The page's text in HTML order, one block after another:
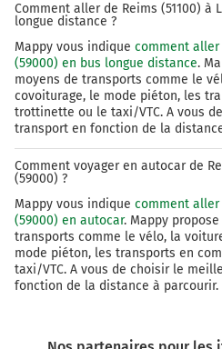
Comment aller de Reims (51100) à
longue distance ?
Mappy vous indique comment aller
(59000) en bus longue distance.
moyens de transports comme le
covoiturage, le mode piéton, les
trottinette ou le taxi/VTC. A vous
transport en fonction de la
Comment voyager en autocar de
(59000) ?
Mappy vous indique comment aller
(59000) en autocar. Mappy
transports comme le vélo, la
mode piéton, les transports en
taxi/VTC. A vous de choisir le
fonction de la distance à parcourir.